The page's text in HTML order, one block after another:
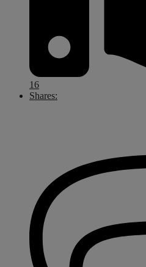
16
Shares: